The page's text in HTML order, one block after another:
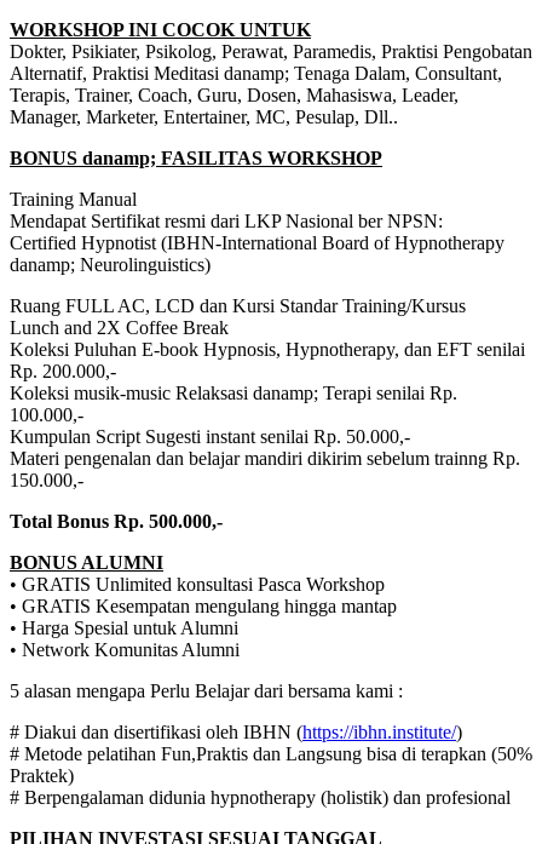
WORKSHOP INI COCOK UNTUK
Dokter, Psikiater, Psikolog, Perawat, Paramedis, Praktisi Pengobatan
Alternatif, Praktisi Meditasi danamp; Tenaga Dalam, Consultant,
Terapis, Trainer, Coach, Guru, Dosen, Mahasiswa, Leader,
Manager, Marketer, Entertainer, MC, Pesulap, Dll..
BONUS danamp; FASILITAS WORKSHOP
Training Manual
Mendapat Sertifikat resmi dari LKP Nasional ber NPSN:
Certified Hypnotist (IBHN-International Board of Hypnotherapy
danamp; Neurolinguistics)
Ruang FULL AC, LCD dan Kursi Standar Training/Kursus
Lunch and 2X Coffee Break
Koleksi Puluhan E-book Hypnosis, Hypnotherapy, dan EFT senilai
Rp. 200.000,-
Koleksi musik-music Relaksasi danamp; Terapi senilai Rp.
100.000,-
Kumpulan Script Sugesti instant senilai Rp. 50.000,-
Materi pengenalan dan belajar mandiri dikirim sebelum trainng Rp.
150.000,-
Total Bonus Rp. 500.000,-
BONUS ALUMNI
• GRATIS Unlimited konsultasi Pasca Workshop
• GRATIS Kesempatan mengulang hingga mantap
• Harga Spesial untuk Alumni
• Network Komunitas Alumni
5 alasan mengapa Perlu Belajar dari bersama kami :
# Diakui dan disertifikasi oleh IBHN (https://ibhn.institute/)
# Metode pelatihan Fun,Praktis dan Langsung bisa di terapkan (50%
Praktek)
# Berpengalaman didunia hypnotherapy (holistik) dan profesional
PILIHAN INVESTASI SESUAI TANGGAL